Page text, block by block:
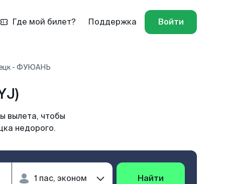
Где мой билет? Поддержка Войти
- ФУЮАНЬ
вылета, чтобы
недорого.
Найти